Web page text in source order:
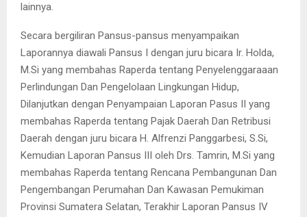
lainnya.
Secara bergiliran Pansus-pansus menyampaikan
Laporannya diawali Pansus I dengan juru bicara Ir. Holda,
M.Si yang membahas Raperda tentang Penyelenggaraaan
Perlindungan Dan Pengelolaan Lingkungan Hidup,
Dilanjutkan dengan Penyampaian Laporan Pasus II yang
membahas Raperda tentang Pajak Daerah Dan Retribusi
Daerah dengan juru bicara H. Alfrenzi Panggarbesi, S.Si,
Kemudian Laporan Pansus III oleh Drs. Tamrin, M.Si yang
membahas Raperda tentang Rencana Pembangunan Dan
Pengembangan Perumahan Dan Kawasan Pemukiman
Provinsi Sumatera Selatan, Terakhir Laporan Pansus IV